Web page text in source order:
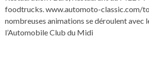
foodtrucks. www.automoto-classic.com/
nombreuses animations se déroulent avec
l’Automobile Club du Midi